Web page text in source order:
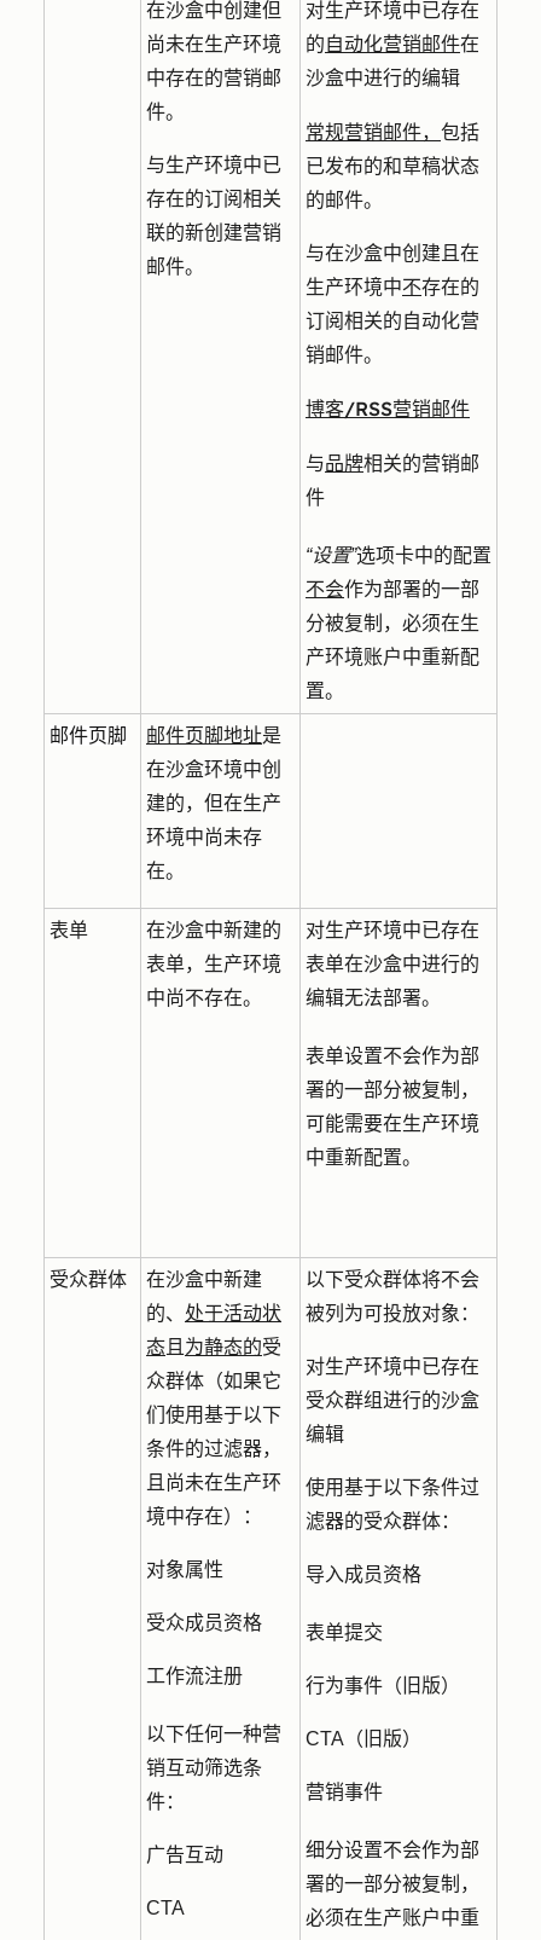
在沙盒中创建但
尚未在生产环境
中存在的营销邮
件。
与生产环境中已
存在的订阅相关
联的新创建营销
邮件。
对生产环境中已存在
的自动化营销邮件在
沙盒中进行的编辑
常规营销邮件， 包括
已发布的和草稿状态
的邮件。
与在沙盒中创建且在
生产环境中不存在的
订阅相关的自动化营
销邮件。
博客/RSS营销邮件
与品牌相关的营销邮
件
“设置”选项卡中的配置
不会作为部署的一部
分被复制，必须在生
产环境账户中重新配
置。
邮件页脚 邮件页脚地址是
在沙盒环境中创
建的，但在生产
环境中尚未存
在。
表单
在沙盒中新建的
表单，生产环境
中尚不存在。
对生产环境中已存在
表单在沙盒中进行的
编辑无法部署。
表单设置不会作为部
署的一部分被复制，
可能需要在生产环境
中重新配置。
受众群体
在沙盒中新建
的、 处于活动状
态 且 为静态的受
众群体（如果它
们使用基于以下
条件的过滤器，
且尚未在生产环
境中存在）：
对象属性
受众成员资格
工作流注册
以下任何一种营
销互动筛选条
件：
广告互动
CTA
以下受众群体将不会
被列为可投放对象：
对生产环境中已存在
受众群组进行的沙盒
编辑
使用基于以下条件过
滤器的受众群体：
导入成员资格
表单提交
行为事件（旧版）
CTA（旧版）
营销事件
细分设置不会作为部
署的一部分被复制，
必须在生产账户中重